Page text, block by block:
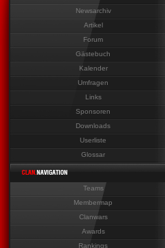
Newsarchiv
Artikel
Forum
Gästebuch
Kalender
Umfragen
Links
Sponsoren
Downloads
Userliste
Glossar
Teams
Membermap
Clanwars
Awards
Rankings